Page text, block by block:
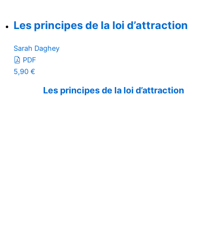
Les principes de la loi d’attraction
Sarah Daghey
PDF
5,90 €
Les principes de la loi d’attraction